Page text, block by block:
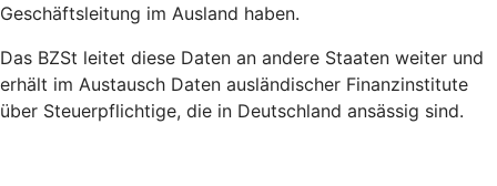
Geschäftsleitung im Ausland haben.
Das BZSt leitet diese Daten an andere Staaten weiter und
erhält im Austausch Daten ausländischer Finanzinstitute
über Steuerpflichtige, die in Deutschland ansässig sind.